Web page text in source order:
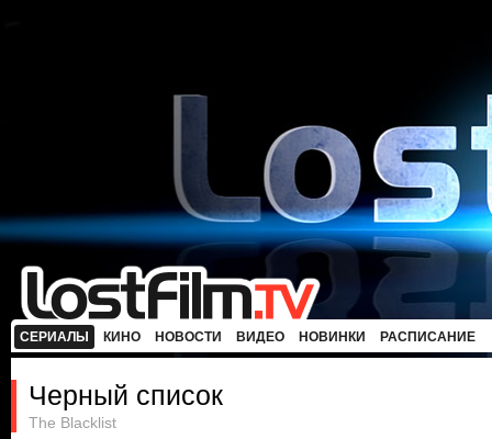
СЕРИАЛЫ КИНО НОВОСТИ ВИДЕО НОВИНКИ РАСПИСАНИЕ
Черный список
The Blacklist